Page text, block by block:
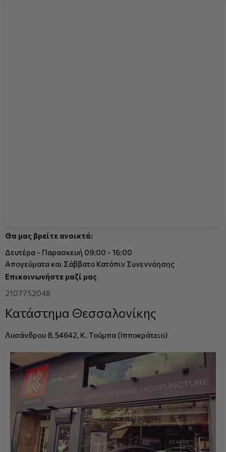
Θα μας βρείτε ανοικτά:
Δευτέρα - Παρασκευή 09:00 - 16:00
Απογεύματα και Σάββατο Κατόπιν Συνεννόησης
Επικοινωνήστε μαζί μας
2107752048
Κατάστημα Θεσσαλονίκης
Λυσάνδρου 8, 54642, Κ. Τούμπα (Ιπποκράτειο)